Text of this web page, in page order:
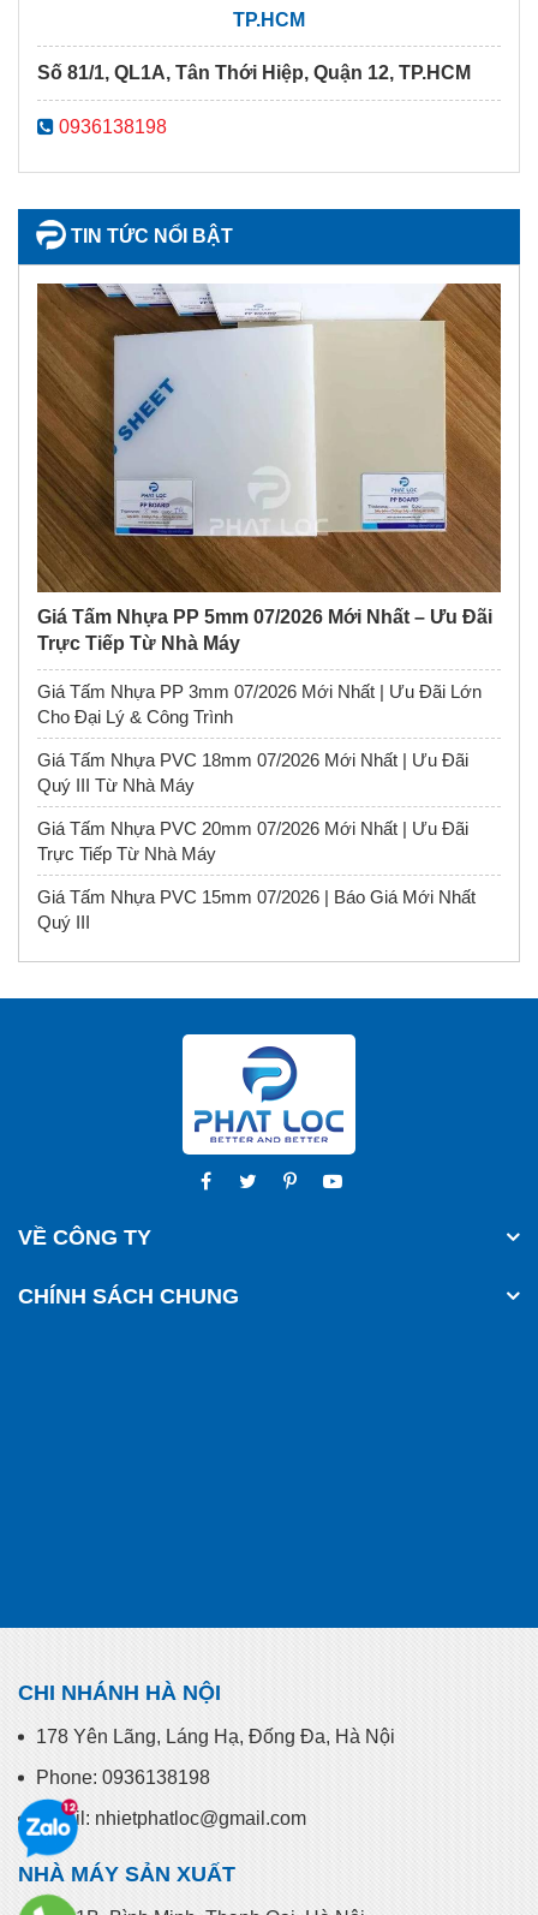
TP.HCM
Số 81/1, QL1A, Tân Thới Hiệp, Quận 12, TP.HCM
0936138198
TIN TỨC NỔI BẬT
Giá Tấm Nhựa PP 5mm 07/2026 Mới Nhất – Ưu Đãi
Trực Tiếp Từ Nhà Máy
Giá Tấm Nhựa PP 3mm 07/2026 Mới Nhất | Ưu Đãi Lớn
Cho Đại Lý & Công Trình
Giá Tấm Nhựa PVC 18mm 07/2026 Mới Nhất | Ưu Đãi
Quý III Từ Nhà Máy
Giá Tấm Nhựa PVC 20mm 07/2026 Mới Nhất | Ưu Đãi
Trực Tiếp Từ Nhà Máy
Giá Tấm Nhựa PVC 15mm 07/2026 | Báo Giá Mới Nhất
Quý III
VỀ CÔNG TY
CHÍNH SÁCH CHUNG
CHI NHÁNH HÀ NỘI
178 Yên Lãng, Láng Hạ, Đống Đa, Hà Nội
Phone: 0936138198
Email: nhietphatloc@gmail.com
NHÀ MÁY SẢN XUẤT